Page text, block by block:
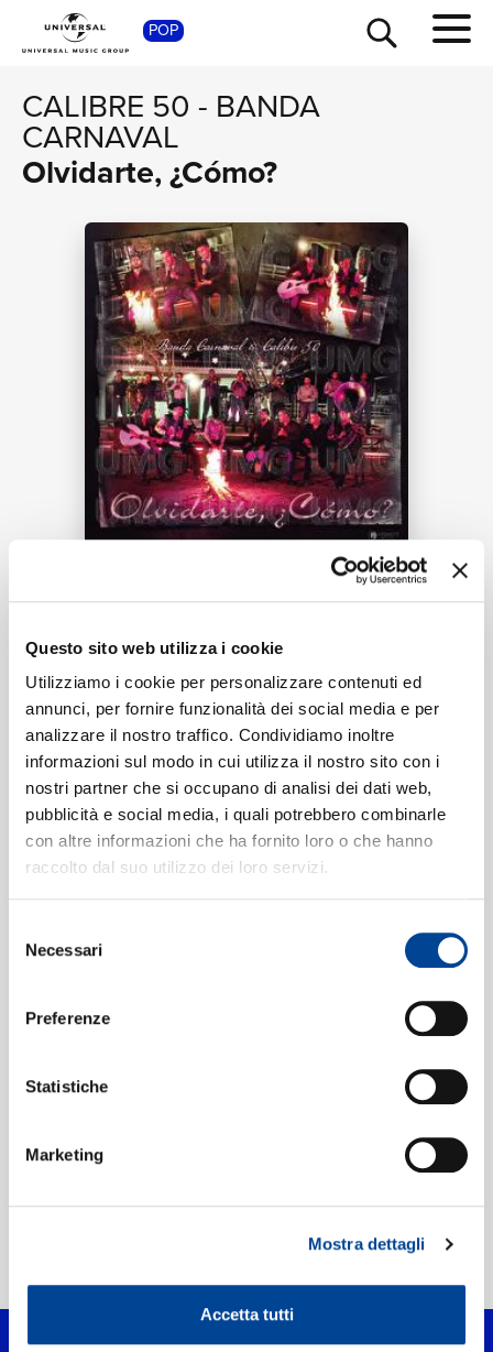
Questo sito web utilizza i cookie
Utilizziamo i cookie per personalizzare contenuti ed
annunci, per fornire funzionalità dei social media e per
analizzare il nostro traffico. Condividiamo inoltre
informazioni sul modo in cui utilizza il nostro sito con i
nostri partner che si occupano di analisi dei dati web,
pubblicità e social media, i quali potrebbero combinarle
con altre informazioni che ha fornito loro o che hanno
raccolto dal suo utilizzo dei loro servizi.
delNecessari
Preferenze
Statistiche
Marketing
Mostra dettagli
Accetta tutti
POP
CALIBRE 50 - BANDA
CARNAVAL
Olvidarte, ¿Cómo?
1 Olvidarte, ¿Cómo?(En Vivo Desde
Mazatlán Sinaloa, México / 2021)
04:37
Banda Carnaval, Calibre 50
Formati disponibili:
Data di pubblicazione:
SHOP
TOUR
NEWS
RICERCA
CHI SIAMO
CONTATTI
NEWSLETTER